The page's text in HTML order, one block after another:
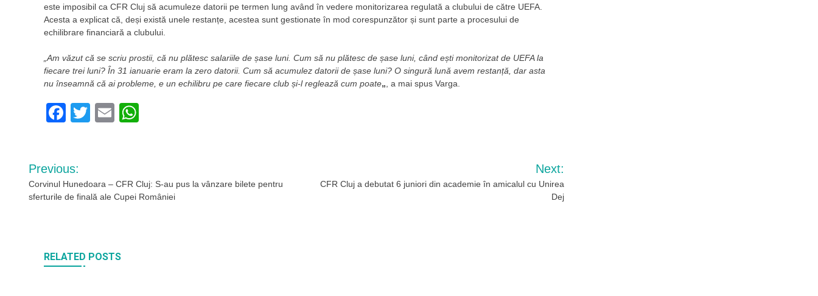
este imposibil ca CFR Cluj să acumuleze datorii pe termen lung având în vedere monitorizarea regulată a clubului de către UEFA.
Acesta a explicat că, deși există unele restanțe, acestea sunt gestionate în mod corespunzător și sunt parte a procesului de
echilibrare financiară a clubului.
„Am văzut că se scriu prostii, că nu plătesc salariile de șase luni. Cum să nu plătesc de șase luni, când ești monitorizat de UEFA la
fiecare trei luni? În 31 ianuarie eram la zero datorii. Cum să acumulez datorii de șase luni? O singură lună avem restanță, dar asta
nu înseamnă că ai probleme, e un echilibru pe care fiecare club și-l reglează cum poate„ , a mai spus Varga.
Facebook
TwitterEmail
Navigare
în
Previous:
Corvinul Hunedoara – CFR Cluj: S-au pus la vânzare bilete pentru
sferturile de finală ale Cupei României
Next:
CFR Cluj a debutat 6 juniori din academie în amicalul cu Unirea
Dej
RELATED POSTS